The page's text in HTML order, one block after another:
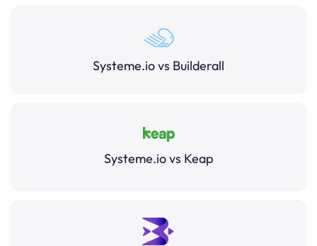
Systeme.io vs Builderall
Systeme.io vs Keap